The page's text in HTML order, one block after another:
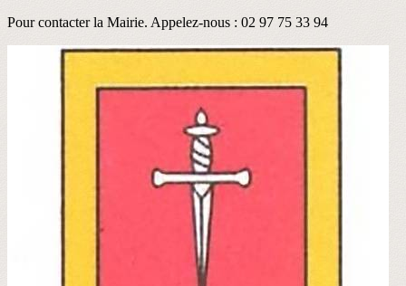
Pour contacter la Mairie. Appelez-nous : 02 97 75 33 94